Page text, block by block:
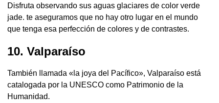
Disfruta observando sus aguas glaciares de color verde
jade. te aseguramos que no hay otro lugar en el mundo
que tenga esa perfección de colores y de contrastes.
10. Valparaíso
También llamada «la joya del Pacífico», Valparaíso está
catalogada por la UNESCO como Patrimonio de la
Humanidad.